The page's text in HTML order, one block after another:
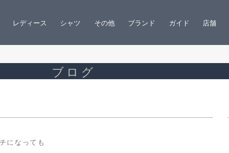
レディース シャツ その他 ブランド ガイド 店舗
ブログ
になっても